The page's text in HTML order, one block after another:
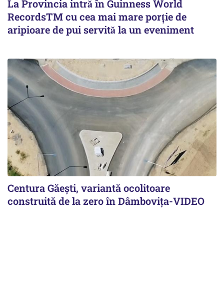
La Provincia intră în Guinness World
RecordsTM cu cea mai mare porție de
aripioare de pui servită la un eveniment
Centura Găești, variantă ocolitoare
construită de la zero în Dâmbovița-VIDEO